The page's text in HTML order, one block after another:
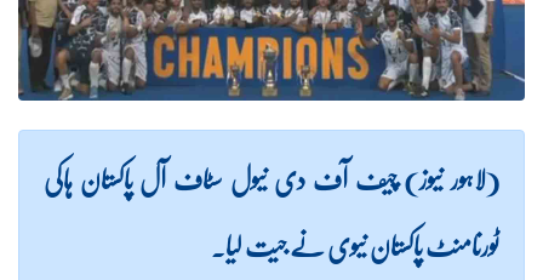
(لاہور نیوز) چیف آف دی نیول سٹاف آل پاکستان ہاکی
ٹورنامنٹ پاکستان نیوی نے جیت لیا۔